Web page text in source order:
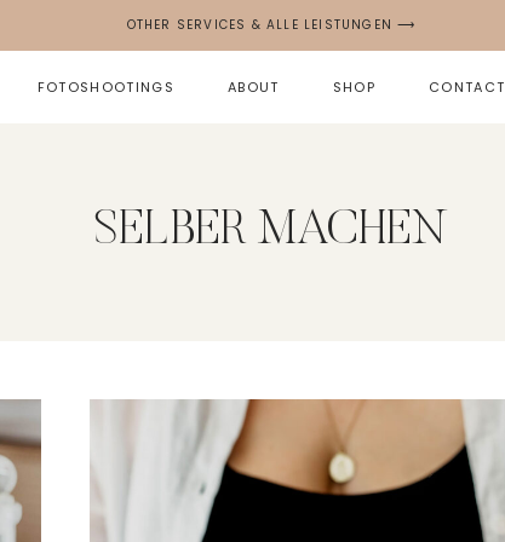
OTHER SERVICES & ALLE LEISTUNGEN ⟶
FOTOSHOOTINGS ABOUT SHOP CONTACT
SELBER MACHEN